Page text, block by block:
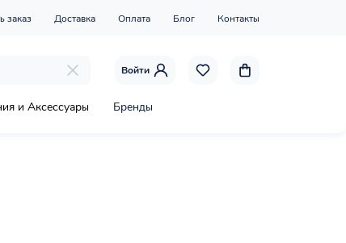
заказ Доставка Оплата Блог Контакты
Войти
и Аксессуары Бренды